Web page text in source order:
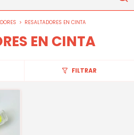
> RESALTADORES EN CINTA
EN CINTA
FILTRAR